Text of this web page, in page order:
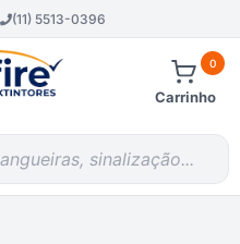
(11) 5513-0396
Carrinho
0